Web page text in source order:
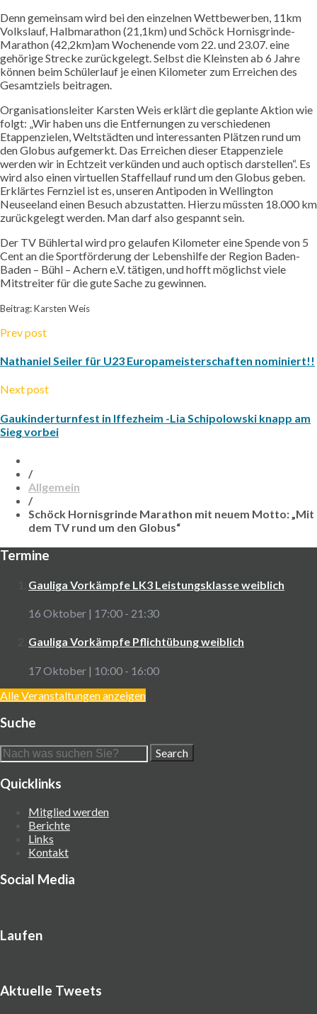
Denn gemeinsam wird bei den einzelnen Wettbewerben, 11km
Volkslauf, Halbmarathon (21,1km) und Schöck Hornisgrinde-
Marathon (42,2km)am Wochenende vom 22. und 23.07. eine
gehörige Strecke zurückgelegt. Selbst die Kleinsten ab 6 Jahre
können beim Schülerlauf je einen Kilometer zum Erreichen des
Gesamtziels beitragen.
Organisationsleiter Karsten Weis erklärt die geplante Aktion wie
folgt: „Wir haben uns die Entfernungen zu verschiedenen
Etappenzielen, Weltstädten und interessanten Plätzen rund um
den Globus aufgemerkt. Das Erreichen dieser Etappenziele
werden wir in Echtzeit verkünden und auch optisch darstellen“. Es
wird also einen virtuellen Staffellauf rund um den Globus geben.
Erklärtes Fernziel ist es, unseren Antipoden in Wellington
Neuseeland einen Besuch abzustatten. Hierzu müssten 18.000 km
zurückgelegt werden. Man darf also gespannt sein.
Der TV Bühlertal wird pro gelaufen Kilometer eine Spende von 5
Cent an die Sportförderung der Lebenshilfe der Region Baden-
Baden – Bühl – Achern e.V. tätigen, und hofft möglichst viele
Mitstreiter für die gute Sache zu gewinnen.
Beitrag: Karsten Weis
Prev post
Nathaniel Seiler für U23 Europameisterschaften nominiert!!
Next post
Gaukinderturnfest in Iffezheim -Lia Schipolowski knapp am
Sieg vorbei
/
Allgemein
/
Schöck Hornisgrinde Marathon mit neuem Motto: „Mit
dem TV rund um den Globus“
Termine
Gauliga Vorkämpfe LK3 Leistungsklasse weiblich
16 Oktober | 17:00 - 21:30
Gauliga Vorkämpfe Pflichtübung weiblich
17 Oktober | 10:00 - 16:00
Alle Veranstaltungen anzeigen
Suche
Quicklinks
Mitglied werden
Berichte
Links
Kontakt
Social Media
Laufen
Aktuelle Tweets